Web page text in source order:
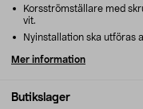
Butikslager
Korsströmställare med
vit.
Nyinstallation ska utföras
Mer information